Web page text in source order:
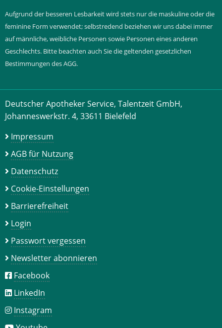
Aufgrund der besseren Lesbarkeit wird stets nur die maskuline oder die
feminine Form verwendet; selbstredend beziehen wir uns dabei immer
auf männliche, weibliche Personen sowie Personen eines anderen
Geschlechts. Bitte beachten auch Sie die geltenden gesetzlichen
Bestimmungen des AGG.
Deutscher Apotheker Service, Talentzeit GmbH,
Johanneswerkstr. 4, 33611 Bielefeld
Impressum
AGB für Nutzung
Datenschutz
Cookie-Einstellungen
Barrierefreiheit
Login
Passwort vergessen
Newsletter abonnieren
Facebook
LinkedIn
Instagram